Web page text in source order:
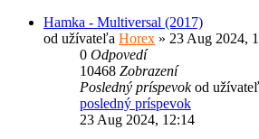
Hamka - Multiversal (2017)
od užívateľa Horex » 23 Aug 2024,
0 Odpovedí
10468 Zobrazení
Posledný príspevokod
posledný príspevok
23 Aug 2024, 12:14